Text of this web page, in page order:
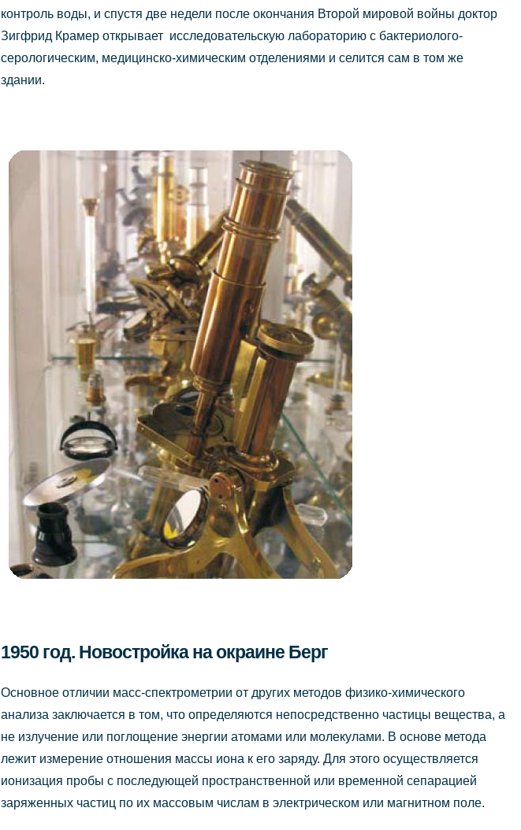
контроль воды, и спустя две недели после окончания Второй мировой войны доктор
Зигфрид Крамер открывает исследовательскую лабораторию с бактериолого-
серологическим, медицинско-химическим отделениями и селится сам в том же
здании.
1950 год. Новостройка на окраине Берг
Основное отличии масс-спектрометрии от других методов физико-химического
анализа заключается в том, что определяются непосредственно частицы вещества, а
не излучение или поглощение энергии атомами или молекулами. В основе метода
лежит измерение отношения массы иона к его заряду. Для этого осуществляется
ионизация пробы с последующей пространственной или временной сепарацией
заряженных частиц по их массовым числам в электрическом или магнитном поле.